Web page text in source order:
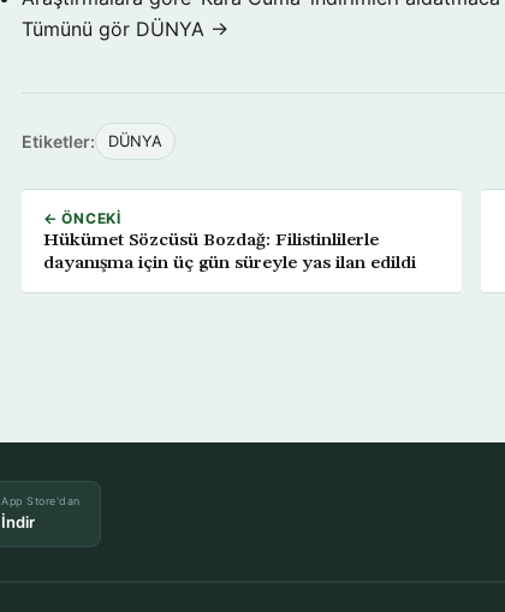
Tümünü gör DÜNYA →
Etiketler: DÜNYA
← ÖNCEKI
Hükümet Sözcüsü Bozdağ: Filistinlilerle
dayanışma için üç gün süreyle yas ilan edildi
App Store'dan
İndir